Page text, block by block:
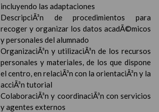
incluyendo las adaptaciones
DescripciÃ³n de procedimientos para
recoger y organizar los datos acadÃ©micos
y personales del alumnado
OrganizaciÃ³n y utilizaciÃ³n de los recursos
personales y materiales, de los que dispone
el centro, en relaciÃ³n con la orientaciÃ³n y la
acciÃ³n tutorial
ColaboraciÃ³n y coordinaciÃ³n con servicios
y agentes externos